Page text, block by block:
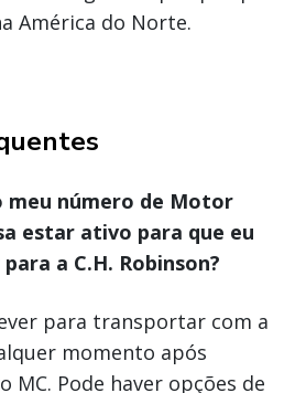
América do Norte.
meu número de Motor
estar ativo para que eu
a C.H. Robinson?
para transportar com a
momento após
MC. Pode haver opções de